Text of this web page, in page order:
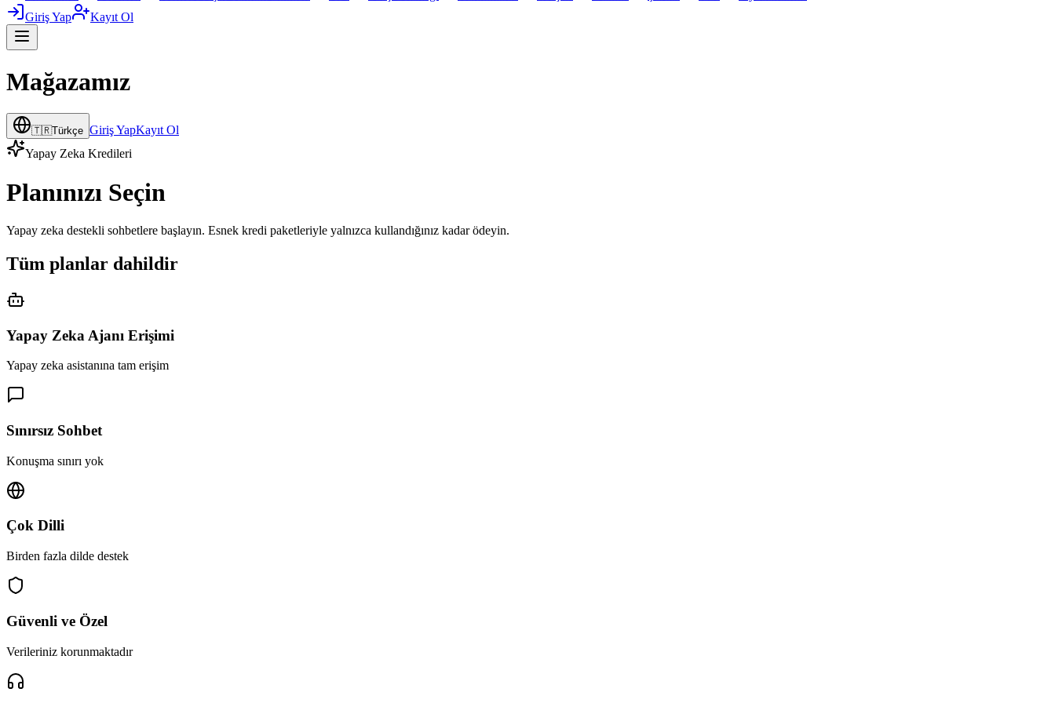
Giriş Yap
Kayıt Ol
Mağazamız
🇹🇷Türkçe Giriş YapKayıt Ol
Yapay Zeka Kredileri
Planınızı Seçin
Yapay zeka destekli sohbetlere başlayın. Esnek kredi paketleriyle yalnızca kullandığınız kadar ödeyin.
Tüm planlar dahildir
Yapay Zeka Ajanı Erişimi
Yapay zeka asistanına tam erişim
Sınırsız Sohbet
Konuşma sınırı yok
Çok Dilli
Birden fazla dilde destek
Güvenli ve Özel
Verileriniz korunmaktadır